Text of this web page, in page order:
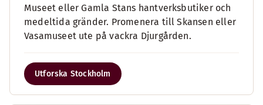
Museet eller Gamla Stans hantverksbutiker och
medeltida gränder. Promenera till Skansen eller
Vasamuseet ute på vackra Djurgården.
Utforska Stockholm